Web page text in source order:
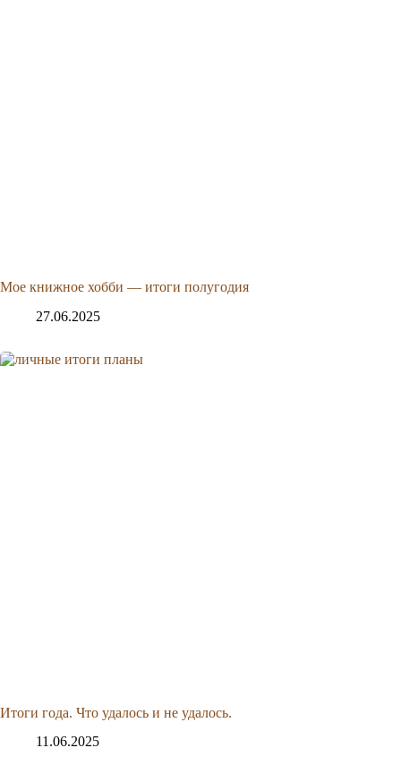
Мое книжное хобби — итоги полугодия
27.06.2025
Итоги года. Что удалось и не удалось.
11.06.2025